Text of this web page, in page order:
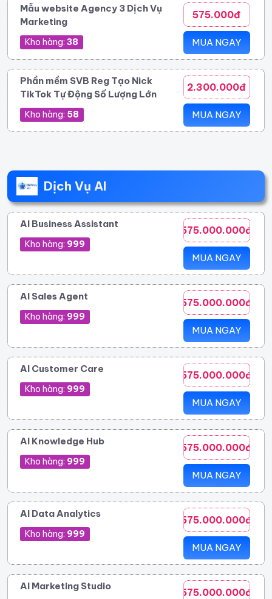
Mẫu website Agency 3 Dịch Vụ
Marketing
Kho hàng: 38
575.000đ
MUA NGAY
Phần mềm SVB Reg Tạo Nick
TikTok Tự Động Số Lượng Lớn
Kho hàng: 58
2.300.000đ
MUA NGAY
Dịch Vụ AI
AI Business Assistant
Kho hàng: 999
575.000.000đ
MUA NGAY
AI Sales Agent
Kho hàng: 999
575.000.000đ
MUA NGAY
AI Customer Care
Kho hàng: 999
575.000.000đ
MUA NGAY
AI Knowledge Hub
Kho hàng: 999
575.000.000đ
MUA NGAY
AI Data Analytics
Kho hàng: 999
575.000.000đ
MUA NGAY
AI Marketing Studio
575.000.000đ